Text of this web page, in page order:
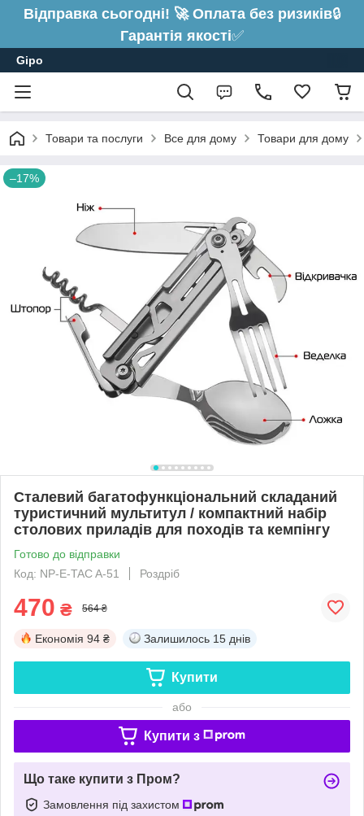
Відправка сьогодні! 🚀 Оплата без ризиків🔒
Гарантія якості✅
Gipo
Товари та послуги Все для дому Товари для дому
–17%
Сталевий багатофункціональний складаний
туристичний мультитул / компактний набір
столових приладів для походів та кемпінгу
Готово до відправки
Код: NP-E-TAC A-51
Роздріб
470 ₴ 564 ₴
Економія 94 ₴ Залишилось 15 днів
Купити
або
Купити з
Що таке купити з Пром?
Замовлення під захистом